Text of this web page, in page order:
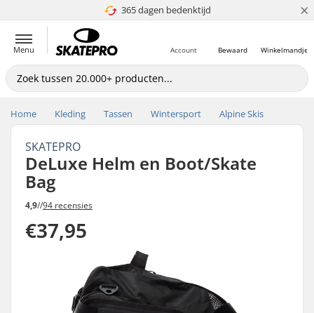
365 dagen bedenktijd
4.8 van 5 ×
Menu Winkelmandje
Bewaard
Account
Home Kleding Tassen Wintersport Alpine Skis
SKATEPRO
DeLuxe Helm en Boot/Skate
Bag
4,9//94 recensies
€37,95